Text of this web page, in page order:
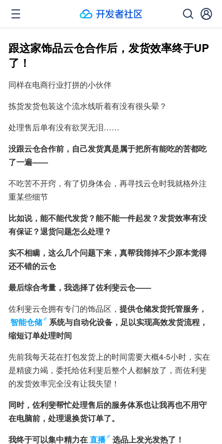
跟这家饰品云仓合作后，发货效率终于UP
了！
同样在电商行业打拼的小伙伴
拣货发货包装这个流水线听着有没有很头晕？
处理售后单有没有欲哭无泪……
没跟云仓合作前，自己发货真是属于把所有能吃的苦都吃
了一遍——
不吃苦不开窍，有了切身体会，再寻找云仓时我就格外注
重某些细节
比如说，能不能代发货？能不能一件起发？发货效率有没
有保证？退货问题怎么处理？
实不相瞒，这么几个问题下来，真帮我筛掉不少原本觉得
还不错的云仓
最后综合考量，我选择了佐利斐云仓——
佐利斐云仓拥有专门的饰品区， 提供仓储发货托管服务，
智能仓储
系统与自动化设备，足以实现高效发货流程，
缩短订单处理时间
先前我每天花在打包发货上的时间需要大概4-5小时，实在
是精疲力竭，委托给佐利斐后整个人都解放了，而佐利斐
的发货效率完全没有让我失望！
同时，佐利斐帮忙处理售后的服务体系也让我再也不用守
在电脑前，处理退换货订单了。
我终于可以集中精力在直播 选品上发光发热了！